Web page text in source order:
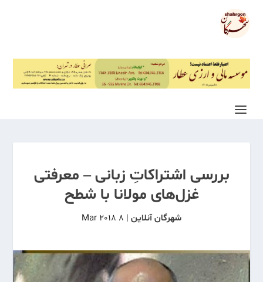
بررسی اشتراکاتِ زبانی – معرفتی
غزل‌های مولانا با شطح
شهرگان آنلاین |
8 Mar 2018